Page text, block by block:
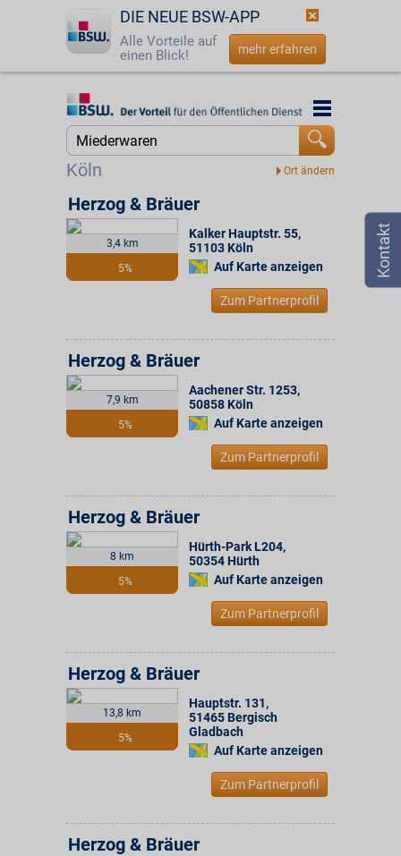
DIE NEUE BSW-APP
Alle Vorteile auf
einen Blick!
mehr erfahren
Startseite
☎ 0800 - 279 25 82
Köln
Startseite
3,4 km
5%
Herzog & Bräuer
Kalker Hauptstr. 55,
51103 Köln
Auf Karte anzeigen
Zum Partnerprofil
7,9 km
5%
Herzog & Bräuer
Aachener Str. 1253,
50858 Köln
Auf Karte anzeigen
Zum Partnerprofil
8 km
5%
Herzog & Bräuer
Hürth-Park L204,
50354 Hürth
Auf Karte anzeigen
Zum Partnerprofil
13,8 km
5%
Herzog & Bräuer
Hauptstr. 131,
51465 Bergisch
Gladbach
Auf Karte anzeigen
Zum Partnerprofil
Herzog & Bräuer